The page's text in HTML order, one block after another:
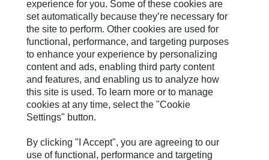
Turner Powertrain Systems
Kontakt/Imprint
Sitemap
Cookie Settings
Rechtliche Hinweise
Datenschutzerklärung
Cat.com
experience for you. Some of these cookies are
set automatically because they’re necessary for
the site to perform. Other cookies are used for
functional, performance, and targeting purposes
to enhance your experience by personalizing
content and ads, enabling third party content
and features, and enabling us to analyze how
this site is used. To learn more or to manage
cookies at any time, select the "Cookie
Settings" button.
By clicking "I Accept", you are agreeing to our
use of functional, performance and targeting